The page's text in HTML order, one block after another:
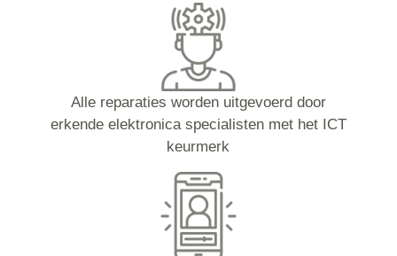
Alle reparaties worden uitgevoerd door
erkende elektronica specialisten met het ICT
keurmerk